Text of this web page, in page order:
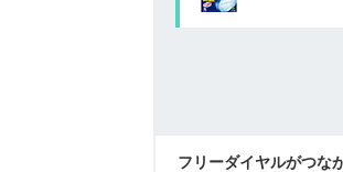
フリーダイヤルがつな